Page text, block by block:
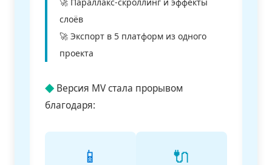
слоёв
🚀 Экспорт в 5 платформ из одного
проекта
◆Версия MV стала прорывом
благодаря:
📱 🔌